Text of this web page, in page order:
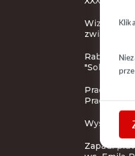
Wizerunek
Rabaty dla
Wystawa i
Zapadł